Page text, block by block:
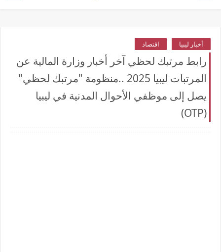
أخبار ليبيا اقتصاد
رابط مرتبك لحظي آخر أخبار وزارة المالية عن
المرتبات ليبيا 2025 ..منظومة "مرتبك لحظي"
يصل إلى موظفي الأحوال المدنية في ليبيا
(OTP)